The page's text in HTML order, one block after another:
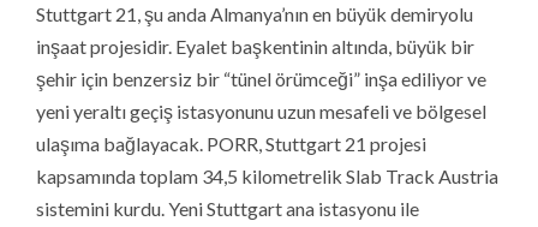
Stuttgart 21, şu anda Almanya’nın en büyük demiryolu
inşaat projesidir. Eyalet başkentinin altında, büyük bir
şehir için benzersiz bir “tünel örümceği” inşa ediliyor ve
yeni yeraltı geçiş istasyonunu uzun mesafeli ve bölgesel
ulaşıma bağlayacak. PORR, Stuttgart 21 projesi
kapsamında toplam 34,5 kilometrelik Slab Track Austria
sistemini kurdu. Yeni Stuttgart ana istasyonu ile